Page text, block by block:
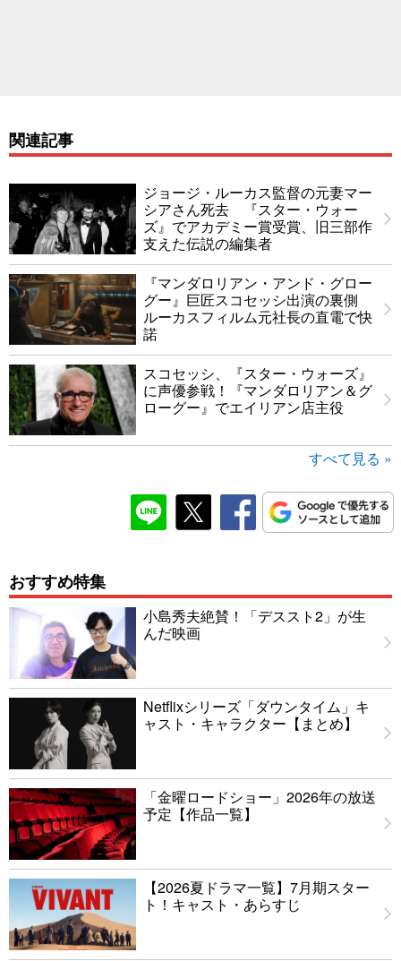
関連記事
ジョージ・ルーカス監督の元妻マー
シアさん死去 『スター・ウォー
ズ』でアカデミー賞受賞、旧三部作
支えた伝説の編集者
『マンダロリアン・アンド・グロー
グー』巨匠スコセッシ出演の裏側
ルーカスフィルム元社長の直電で快
諾
スコセッシ、『スター・ウォーズ』
に声優参戦！『マンダロリアン＆グ
ローグー』でエイリアン店主役
すべて見る »
おすすめ特集
小島秀夫絶賛！「デススト2」が生
んだ映画
Netflixシリーズ「ダウンタイム」キ
ャスト・キャラクター【まとめ】
「金曜ロードショー」2026年の放送
予定【作品一覧】
【2026夏ドラマ一覧】7月期スター
ト！キャスト・あらすじ